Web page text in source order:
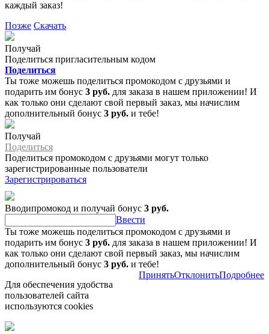
каждый заказ!
Позже Скачать
Получай
Поделиться пригласительным кодом
Поделиться
Ты тоже можешь поделиться промокодом с друзьями и
подарить им бонус 3 руб. для заказа в нашем приложении! И
как только они сделают свой первый заказ, мы начислим
дополнительный бонус 3 руб. и тебе!
Получай
Поделиться
Поделиться промокодом с друзьями могут только
зарегистрированные пользователи
Зарегистрироваться
Вводипромокод и получай бонус 3 руб.
Ввести
Ты тоже можешь поделиться промокодом с друзьями и
подарить им бонус 3 руб. для заказа в нашем приложении! И
как только они сделают свой первый заказ, мы начислим
дополнительный бонус 3 руб. и тебе!
Для обеспечения удобства
пользователей сайта
используются cookies
ПринятьОтклонитьПодробнее